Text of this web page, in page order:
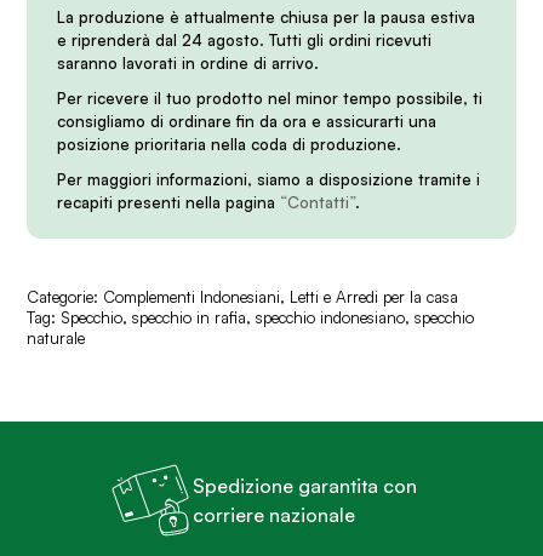
La produzione è attualmente chiusa per la pausa estiva
e riprenderà dal 24 agosto. Tutti gli ordini ricevuti
saranno lavorati in ordine di arrivo.
Per ricevere il tuo prodotto nel minor tempo possibile, ti
consigliamo di ordinare fin da ora e assicurarti una
posizione prioritaria nella coda di produzione.
Per maggiori informazioni, siamo a disposizione tramite i
recapiti presenti nella pagina “Contatti”.
Categorie: Complementi Indonesiani, Letti e Arredi per la casa
Tag: Specchio,specchio in rafia,specchio indonesiano,specchio
naturale
Spedizione garantita con
corriere nazionale